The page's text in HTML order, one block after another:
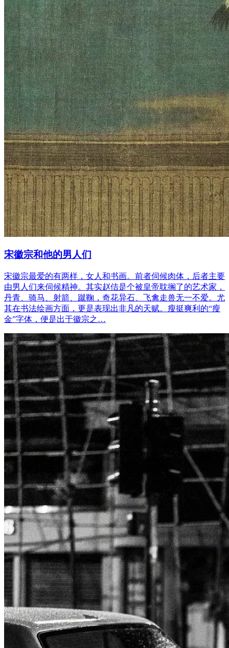
宋徽宗和他的男人们
宋徽宗最爱的有两样，女人和书画。前者伺候肉体，后者主要
由男人们来伺候精神。其实赵佶是个被皇帝耽搁了的艺术家，
丹青、骑马、射箭、蹴鞠，奇花异石、飞禽走兽无一不爱。尤
其在书法绘画方面，更是表现出非凡的天赋。瘦挺爽利的“瘦
金”字体，便是出于徽宗之…